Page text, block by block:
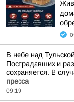
В небе над
Пострадавших и
сохраняется. В
пресса
09:19